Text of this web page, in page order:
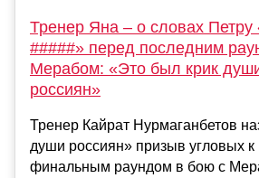
Тренер Яна – о словах
#####» перед последним
Мерабом: «Это был крик
россиян»
Тренер Кайрат Нурмаганбетов
души россиян» призыв угловых
финальным раундом в бою с